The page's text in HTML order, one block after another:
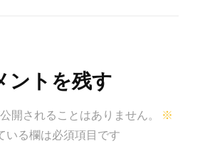
ントを残す
開されることはありません。
※
いる欄は必須項目です